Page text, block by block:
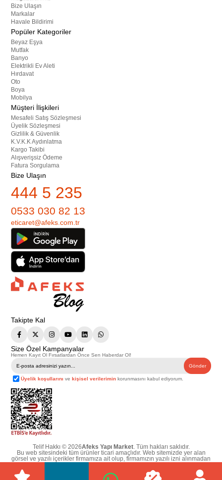
Bize Ulaşın
Markalar
Havale Bildirimi
Popüler Kategoriler
Beyaz Eşya
Mutfak
Banyo
Elektrikli Ev Aleti
Hırdavat
Oto
Boya
Mobilya
Müşteri İlişkileri
Mesafeli Satış Sözleşmesi
Üyelik Sözleşmesi
Gizlilik & Güvenlik
K.V.K.K Aydınlatma
Kargo Takibi
Alışverişsiz Ödeme
Fatura Sorgulama
Bize Ulaşın
444 5 235
0533 030 82 13
eticaret@afeks.com.tr
Takipte Kal
Size Özel Kampanyalar
Hemen Kayıt Ol Fırsatlardan Önce Sen Haberdar Ol!
Gönder
Üyelik koşullarını vekişisel verilerimin korunmasını kabul ediyorum.
Telif Hakkı © 2026Afeks Yapı Market. Tüm hakları saklıdır.
Bu web sitesindeki tüm ürünler ticari amaçlıdır. Web sitemizde yer alan
görsel ve yazılı içerikler firmamıza ait olup, firmamızın yazılı izni alınmadan
hiçbir yazılı/görsel içerik, logo, kopyalanamaz, kaynak gösterilemez ve
başka yerlerde kullanılamaz. İçeriklerin izin alınmadan kopyalanması ve
kullanılması 5846 sayılı Fikir ve Sanat Eserleri Yasasına göre suçtur.